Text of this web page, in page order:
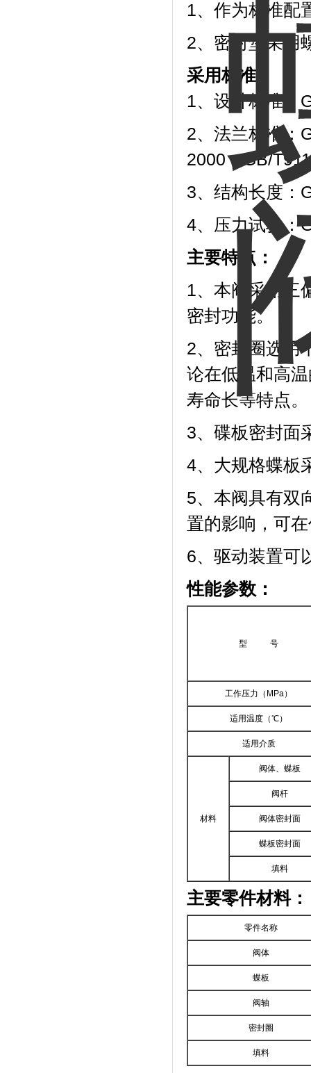
1、作为标准配
2、密封垫采用
采用标准：
1、设计标准：
2、法兰标准：
2000；GB/
3、结构长度：
4、压力试验：
主要特点：
1、本阀采用三
密封功能。
2、密封圈选用
论在低温和高
寿命长等特点。
3、碟板密封面
4、大规格蝶板
5、本阀具有双
置的影响，可
6、驱动装置可
性能参数：
型 号
工作压力（MPa）
适用温度（℃）
适用介质
材料
阀体、蝶板
阀杆
阀体密封面
蝶板密封面
填料
主要零件材料：
零件名称
阀体
蝶板
阀轴
密封圈
填料